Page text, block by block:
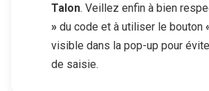
Talon. Veillez enfin à bien
» du code et à utiliser le bouton
visible dans la pop-up pour
de saisie.